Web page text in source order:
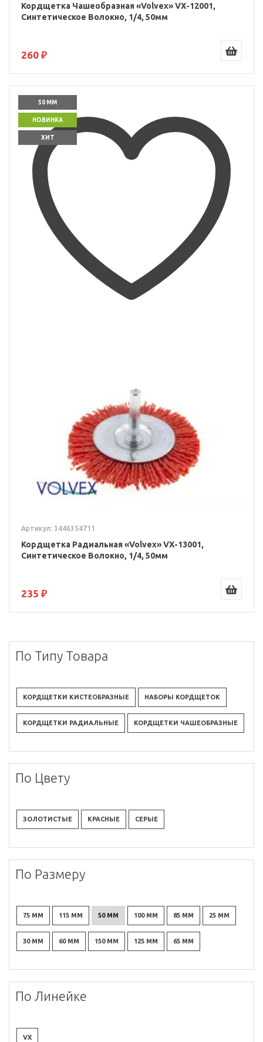
Кордщетка Чашеобразная «Volvex» VX-12001,
Синтетическое Волокно, 1/4, 50мм
260 ₽
50 ММ
НОВИНКА
ХИТ
Артикул: 3446354711
Кордщетка Радиальная «Volvex» VX-13001,
Синтетическое Волокно, 1/4, 50мм
235 ₽
По Типу Товара
КОРДЩЕТКИ КИСТЕОБРАЗНЫЕ НАБОРЫ КОРДЩЕТОК
КОРДЩЕТКИ РАДИАЛЬНЫЕ КОРДЩЕТКИ ЧАШЕОБРАЗНЫЕ
По Цвету
ЗОЛОТИСТЫЕ КРАСНЫЕ СЕРЫЕ
По Размеру
75 ММ 115 ММ 50 ММ 100 ММ 85 ММ 25 ММ
30 ММ 60 ММ 150 ММ 125 ММ 65 ММ
По Линейке
VX